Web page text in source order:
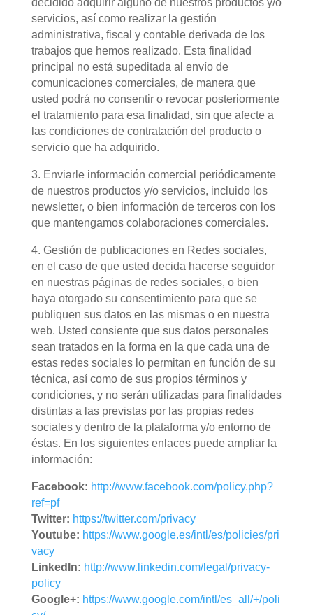
decidido adquirir alguno de nuestros productos y/o
servicios, así como realizar la gestión
administrativa, fiscal y contable derivada de los
trabajos que hemos realizado. Esta finalidad
principal no está supeditada al envío de
comunicaciones comerciales, de manera que
usted podrá no consentir o revocar posteriormente
el tratamiento para esa finalidad, sin que afecte a
las condiciones de contratación del producto o
servicio que ha adquirido.
3. Enviarle información comercial periódicamente
de nuestros productos y/o servicios, incluido los
newsletter, o bien información de terceros con los
que mantengamos colaboraciones comerciales.
4. Gestión de publicaciones en Redes sociales,
en el caso de que usted decida hacerse seguidor
en nuestras páginas de redes sociales, o bien
haya otorgado su consentimiento para que se
publiquen sus datos en las mismas o en nuestra
web. Usted consiente que sus datos personales
sean tratados en la forma en la que cada una de
estas redes sociales lo permitan en función de su
técnica, así como de sus propios términos y
condiciones, y no serán utilizadas para finalidades
distintas a las previstas por las propias redes
sociales y dentro de la plataforma y/o entorno de
éstas. En los siguientes enlaces puede ampliar la
información:
Facebook: http://www.facebook.com/policy.php?
ref=pf
Twitter: https://twitter.com/privacy
Youtube: https://www.google.es/intl/es/policies/pri
vacy
LinkedIn: http://www.linkedin.com/legal/privacy-
policy
Google+: https://www.google.com/intl/es_all/+/poli